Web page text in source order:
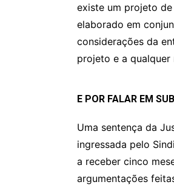
existe um projeto
elaborado em
considerações da
projeto e a qualquer
E POR FALAR EM
Uma sentença da
ingressada pelo
a receber cinco
argumentações